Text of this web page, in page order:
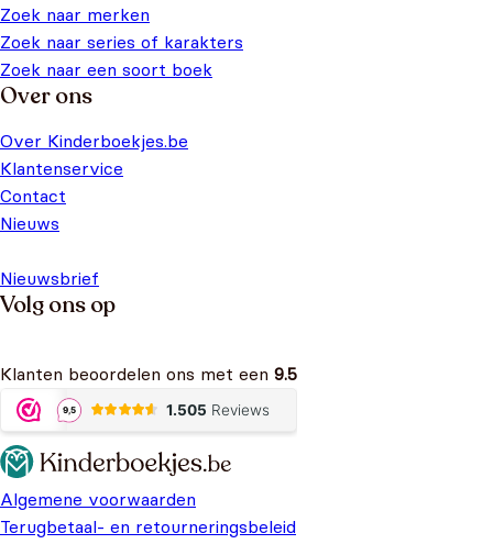
Zoek naar merken
Zoek naar series of karakters
Zoek naar een soort boek
Over ons
Over Kinderboekjes.be
Klantenservice
Contact
Nieuws
Nieuwsbrief
Volg ons op
Klanten beoordelen ons met een 9.5
Algemene voorwaarden
Terugbetaal- en retourneringsbeleid